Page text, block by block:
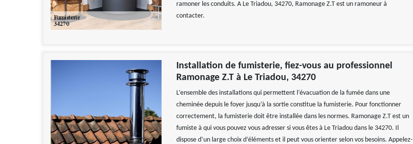
ramoner les conduits. A Le Triadou, 34270, Ramonage Z.T est un ramoneur à
contacter.
Installation de fumisterie, fiez-vous au professionnel
Ramonage Z.T à Le Triadou, 34270
L’ensemble des installations qui permettent l’évacuation de la fumée dans une
cheminée depuis le foyer jusqu’à la sortie constitue la fumisterie. Pour fonctionner
correctement, la fumisterie doit être installée dans les normes. Ramonage Z.T est un
fumiste à qui vous pouvez vous adresser si vous êtes à Le Triadou dans le 34270. Il
dispose d’un large choix d’éléments et il peut vous orienter selon vos besoins. Appelez-